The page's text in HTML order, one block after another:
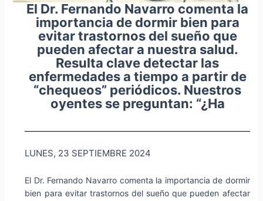
El Dr. Fernando Navarro comenta la
importancia de dormir bien para
evitar trastornos del sueño que
pueden afectar a nuestra salud.
Resulta clave detectar las
enfermedades a tiempo a partir de
“chequeos” periódicos. Nuestros
oyentes se preguntan: “¿Ha
LUNES, 23 SEPTIEMBRE 2024
El Dr. Fernando Navarro comenta la importancia de dormir
bien para evitar trastornos del sueño que pueden afectar